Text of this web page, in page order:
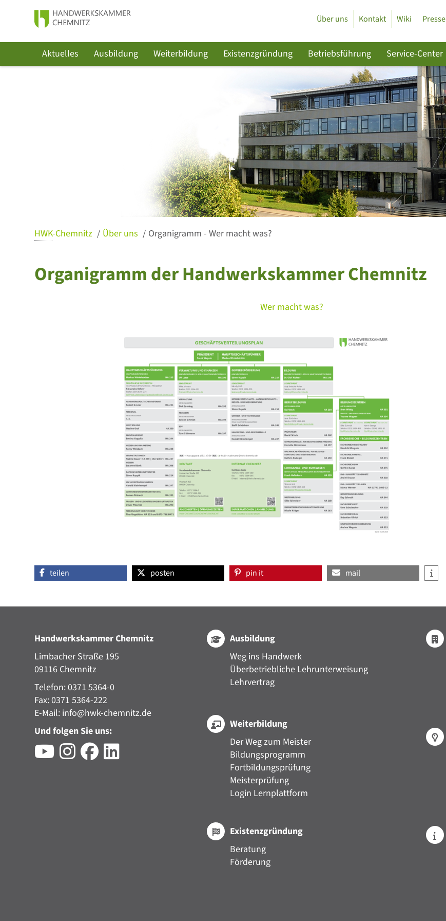
Über uns Kontakt Wiki Presse
Aktuelles Ausbildung Weiterbildung Existenzgründung Betriebsführung Service-Center
HWK-Chemnitz Über uns Organigramm - Wer macht was?
Organigramm der Handwerkskammer Chemnitz
Wer macht was?
teilen posten pin it mail
Handwerkskammer Chemnitz
Limbacher Straße 195
09116 Chemnitz
Telefon: 0371 5364-0
Fax: 0371 5364-222
E-Mail: info@hwk-chemnitz.de
Und folgen Sie uns:
Ausbildung
Weg ins Handwerk
Überbetriebliche Lehrunterweisung
Lehrvertrag
Weiterbildung
Der Weg zum Meister
Bildungsprogramm
Fortbildungsprüfung
Meisterprüfung
Login Lernplattform
Existenzgründung
Beratung
Förderung